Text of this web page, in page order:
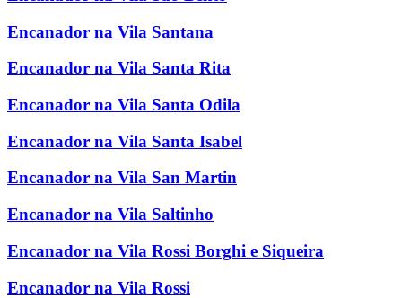
Encanador na Vila Santana
Encanador na Vila Santa Rita
Encanador na Vila Santa Odila
Encanador na Vila Santa Isabel
Encanador na Vila San Martin
Encanador na Vila Saltinho
Encanador na Vila Rossi Borghi e Siqueira
Encanador na Vila Rossi